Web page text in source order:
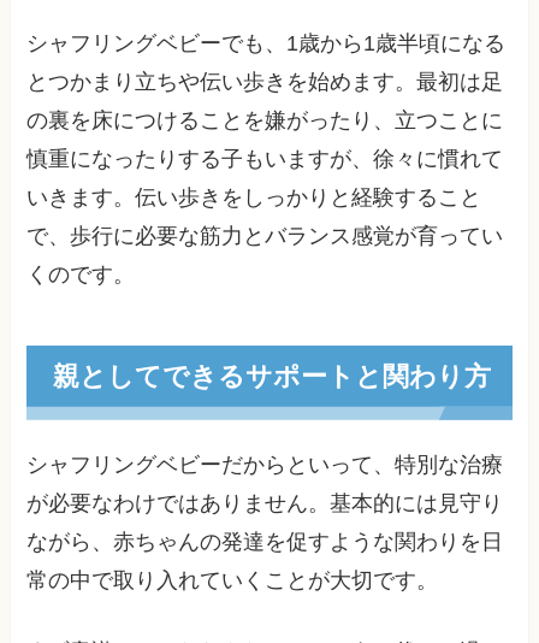
シャフリングベビーでも、1歳から1歳半頃になる
とつかまり立ちや伝い歩きを始めます。最初は足
の裏を床につけることを嫌がったり、立つことに
慎重になったりする子もいますが、徐々に慣れて
いきます。伝い歩きをしっかりと経験すること
で、歩行に必要な筋力とバランス感覚が育ってい
くのです。
親としてできるサポートと関わり方
シャフリングベビーだからといって、特別な治療
が必要なわけではありません。基本的には見守り
ながら、赤ちゃんの発達を促すような関わりを日
常の中で取り入れていくことが大切です。